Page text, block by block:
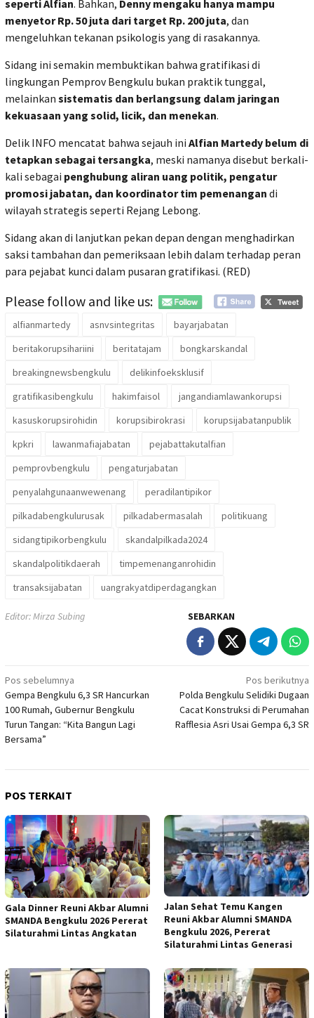
seperti Alfian. Bahkan, Denny mengaku hanya mampu
menyetor Rp. 50 juta dari target Rp. 200 juta, dan
mengeluhkan tekanan psikologis yang di rasakannya.
Sidang ini semakin membuktikan bahwa gratifikasi di
lingkungan Pemprov Bengkulu bukan praktik tunggal,
melainkan sistematis dan berlangsung dalam jaringan
kekuasaan yang solid, licik, dan menekan.
Delik INFO mencatat bahwa sejauh ini Alfian Martedy belum di
tetapkan sebagai tersangka, meski namanya disebut berkali-
kali sebagai penghubung aliran uang politik, pengatur
promosi jabatan, dan koordinator tim pemenangan di
wilayah strategis seperti Rejang Lebong.
Sidang akan di lanjutkan pekan depan dengan menghadirkan
saksi tambahan dan pemeriksaan lebih dalam terhadap peran
para pejabat kunci dalam pusaran gratifikasi. (RED)
Please follow and like us:
alfianmartedy asnvsintegritas
bayarjabatan
beritakorupsihariini
beritatajam
bongkarskandal
breakingnewsbengkulu
delikinfoeksklusif
gratifikasibengkulu
hakimfaisol
jangandiamlawankorupsi
kasuskorupsirohidin
korupsibirokrasi
korupsijabatanpublik
kpkri
lawanmafiajabatan
pejabattakutalfian
pemprovbengkulu
pengaturjabatan
penyalahgunaanwewenang
peradilantipikor
pilkadabengkulurusak
pilkadabermasalah
politikuang
sidangtipikorbengkulu
skandalpilkada2024
skandalpolitikdaerah
timpemenanganrohidin
transaksijabatan
uangrakyatdiperdagangkan
Editor: Mirza Subing SEBARKAN
Navigasi
pos
Pos sebelumnya
Gempa Bengkulu 6,3 SR Hancurkan
100 Rumah, Gubernur Bengkulu
Turun Tangan: “Kita Bangun Lagi
Bersama”
Pos berikutnya
Polda Bengkulu Selidiki Dugaan
Cacat Konstruksi di Perumahan
Rafflesia Asri Usai Gempa 6,3 SR
POS TERKAIT
Gala Dinner Reuni Akbar Alumni
SMANDA Bengkulu 2026 Pererat
Silaturahmi Lintas Angkatan
Jalan Sehat Temu Kangen
Reuni Akbar Alumni SMANDA
Bengkulu 2026, Pererat
Silaturahmi Lintas Generasi